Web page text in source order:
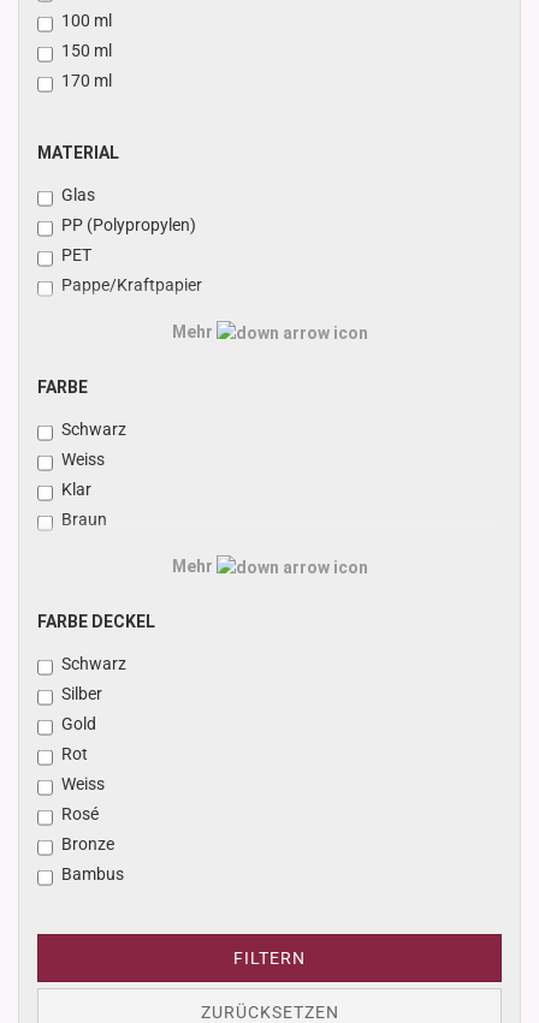
100 ml
150 ml
170 ml
MATERIAL
MATERIAL
Glas
PP (Polypropylen)
PET
Pappe/Kraftpapier
Mehr
FARBE
FARBE
Schwarz
Weiss
Klar
Braun
Mehr
FARBE
FARBE DECKEL
Schwarz
Silber
Gold
Rot
Weiss
Rosé
Bronze
Bambus
FILTERN
ZURÜCKSETZEN